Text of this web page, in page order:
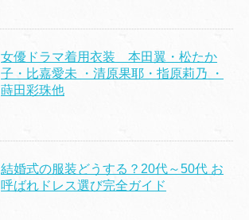
女優ドラマ着用衣装 本田翼・松たか
子・比嘉愛未 ・清原果耶・指原莉乃 ・
蒔田彩珠他
結婚式の服装どうする？20代～50代 お
呼ばれドレス選び完全ガイド